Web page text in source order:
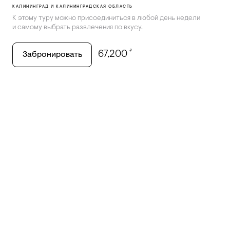
КАЛИНИНГРАД И КАЛИНИНГРАДСКАЯ ОБЛАСТЬ
К этому туру можно присоединиться в любой день недели
и самому выбрать развлечения по вкусу.
Забронировать 67,200 ₽